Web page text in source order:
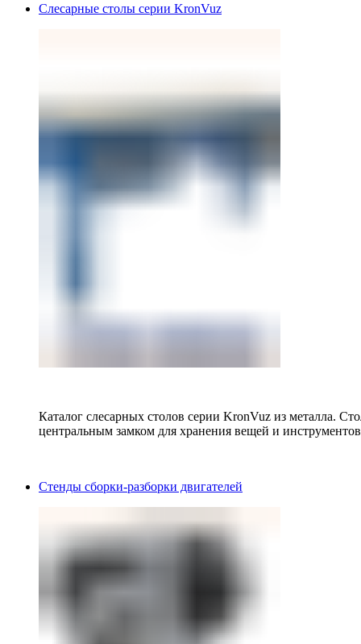
Слесарные столы серии KronVuz
Каталог слесарных столов серии KronVuz из металла.
центральным замком для хранения вещей и
Стенды сборки-разборки двигателей